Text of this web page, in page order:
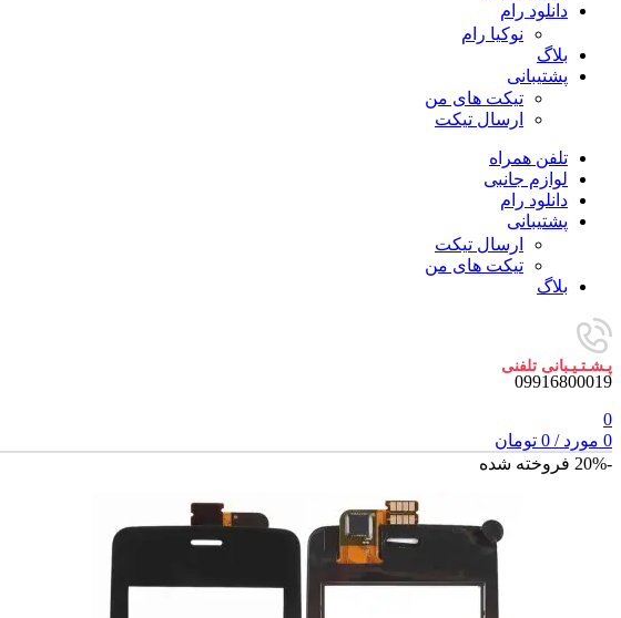
دانلود رام
نوکیا رام
بلاگ
پشتیبانی
تیکت های من
ارسال تیکت
تلفن همراه
لوازم جانبی
دانلود رام
پشتیبانی
ارسال تیکت
تیکت های من
بلاگ
پـشـتـیـبانی تلفنی
09916800019
0
0 مورد /
0 تومان
-20%
فروخته شده